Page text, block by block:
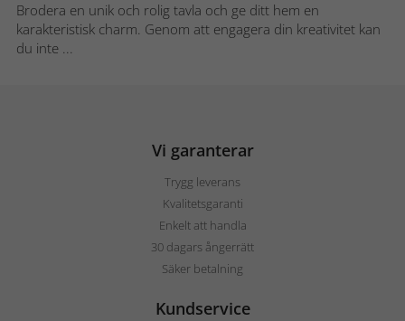
Brodera en unik och rolig tavla och ge ditt hem en
karakteristisk charm. Genom att engagera din kreativitet kan
du inte ...
Vi garanterar
Trygg leverans
Kvalitetsgaranti
Enkelt att handla
30 dagars ångerrätt
Säker betalning
Kundservice